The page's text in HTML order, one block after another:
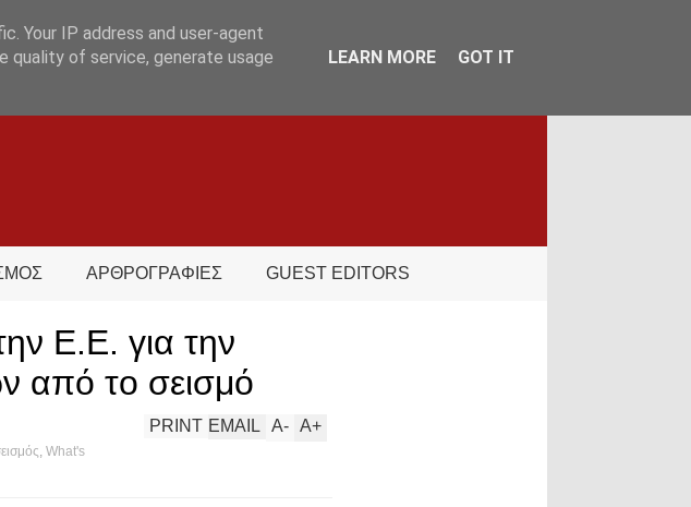
ΑΡΘΡΟΓΡΑΦΙΕΣ GUEST EDITORS
Ε.Ε. για την
από το σεισμό
What's
A+
A-
EMAIL
PRINT
Your IP address and user-agent
quality of service, generate usage
LEARN MORE GOT IT